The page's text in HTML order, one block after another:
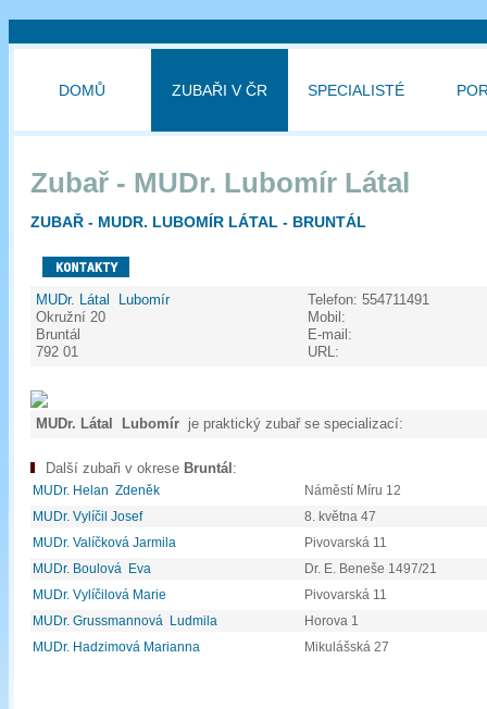
DOMŮ ZUBAŘI V ČR SPECIALISTÉ
Zubař - MUDr. Lubomír Látal
ZUBAŘ - MUDR. LUBOMÍR LÁTAL - BRUNTÁL
MUDr. Látal Lubomír
Okružní 20
Bruntál
792 01
Telefon:
Mobil:
E-mail:
URL:
554711491
MUDr. Látal Lubomír je praktický zubař se specializací:
Další zubaři v okrese Bruntál :
MUDr. Helan Zdeněk
Náměstí Míru 12
MUDr. Vylíčil Josef
8. května 47
MUDr. Valíčková Jarmila
Pivovarská 11
MUDr. Boulová Eva
Dr. E. Beneše 1497/21
MUDr. Vylíčilová Marie
Pivovarská 11
MUDr. Grussmannová Ludmila
Horova 1
MUDr. Hadzimová Marianna
Mikulášská 27